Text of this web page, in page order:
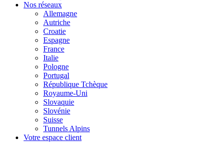
Nos réseaux
Allemagne
Autriche
Croatie
Espagne
France
Italie
Pologne
Portugal
République Tchèque
Royaume-Uni
Slovaquie
Slovénie
Suisse
Tunnels Alpins
Votre espace client